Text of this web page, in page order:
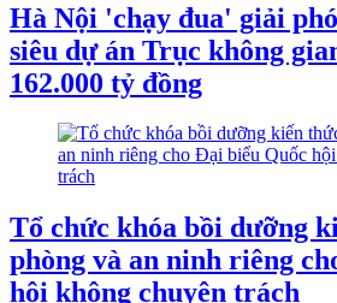
Hà Nội 'chạy đua' giải
siêu dự án Trục không
162.000 tỷ đồng
Tổ chức khóa bồi dưỡng
phòng và an ninh riêng
hội không chuyên trách